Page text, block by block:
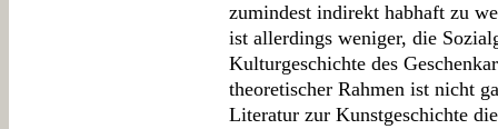
zumindest indirekt habhaft zu
ist allerdings weniger, die
Kulturgeschichte des
theoretischer Rahmen ist nicht
Literatur zur Kunstgeschichte